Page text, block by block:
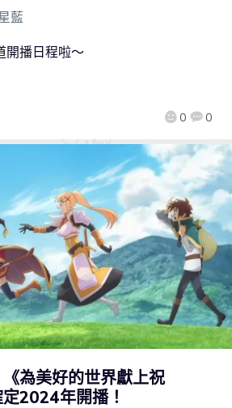
藍
0 0
開播日程啦～
為美好的世界獻上祝
2024年開播！